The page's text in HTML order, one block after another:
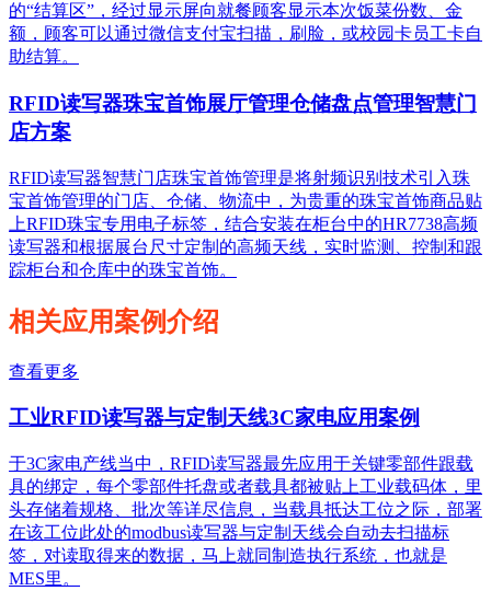
的“结算区”，经过显示屏向就餐顾客显示本次饭菜份数、金
额，顾客可以通过微信支付宝扫描，刷脸，或校园卡员工卡自
助结算。
RFID读写器珠宝首饰展厅管理仓储盘点管理智慧门
店方案
RFID读写器智慧门店珠宝首饰管理是将射频识别技术引入珠
宝首饰管理的门店、仓储、物流中，为贵重的珠宝首饰商品贴
上RFID珠宝专用电子标签，结合安装在柜台中的HR7738高频
读写器和根据展台尺寸定制的高频天线，实时监测、控制和跟
踪柜台和仓库中的珠宝首饰。
相关应用案例介绍
查看更多
工业RFID读写器与定制天线3C家电应用案例
于3C家电产线当中，RFID读写器最先应用于关键零部件跟载
具的绑定，每个零部件托盘或者载具都被贴上工业载码体，里
头存储着规格、批次等详尽信息，当载具抵达工位之际，部署
在该工位此处的modbus读写器与定制天线会自动去扫描标
签，对读取得来的数据，马上就同制造执行系统，也就是
MES里。